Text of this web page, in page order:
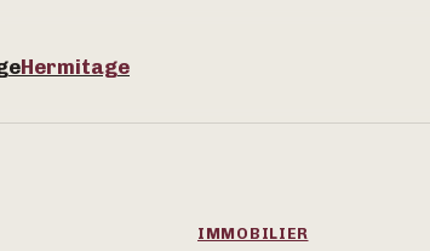
Hermitage
IMMOBILIER